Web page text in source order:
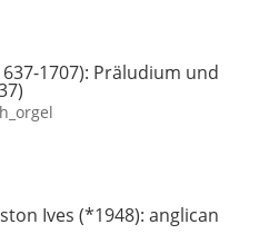
1707): Präludium und
Ives (*1948): anglican